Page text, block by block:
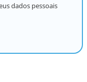
dados pessoais